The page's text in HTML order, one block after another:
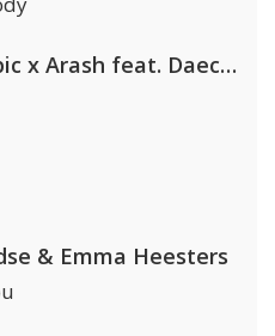
Hugel x Topic x Arash feat. Daecolm
& Emma Heesters